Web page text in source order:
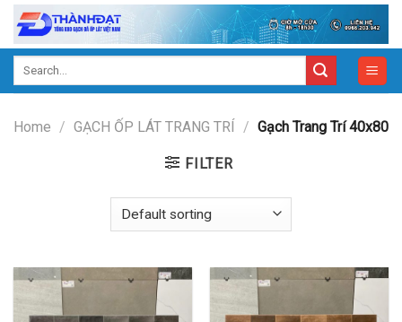
Skip
content
Home / GẠCH ỐP LÁT TRANG TRÍ / Gạch Trang Trí 40x80
FILTER